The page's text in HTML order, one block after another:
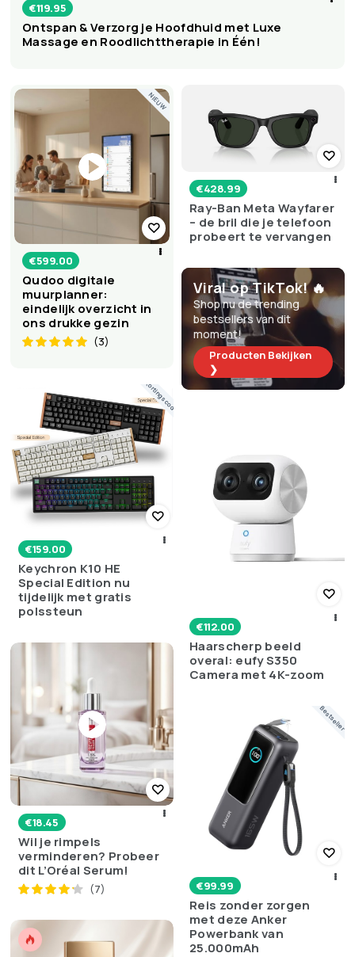
€119.95
Ontspan & Verzorg je Hoofdhuid met Luxe
Massage en Roodlichttherapie in Één!
NIEUW
€599.00
Qudoo digitale
muurplanner:
eindelijk overzicht in
ons drukke gezin
(3)
€428.99
Ray-Ban Meta Wayfarer
– de bril die je telefoon
probeert te vervangen
Viral op TikTok! 🔥
Shop nu de trending
bestsellers van dit
moment!
Producten Bekijken
❯
Kortingscode
€159.00
Keychron K10 HE
Special Edition nu
tijdelijk met gratis
polssteun
€112.00
Haarscherp beeld
overal: eufy S350
Camera met 4K-zoom
€18.45
Wil je rimpels
verminderen? Probeer
dit L’Oréal Serum!
(7)
Bestseller
€99.99
Reis zonder zorgen
met deze Anker
Powerbank van
25.000mAh